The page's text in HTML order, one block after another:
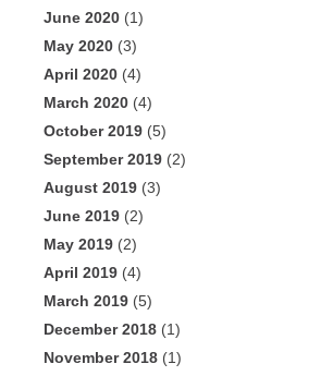
June 2020 (1)
May 2020 (3)
April 2020 (4)
March 2020 (4)
October 2019 (5)
September 2019 (2)
August 2019 (3)
June 2019 (2)
May 2019 (2)
April 2019 (4)
March 2019 (5)
December 2018 (1)
November 2018 (1)